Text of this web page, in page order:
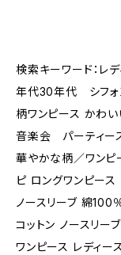
検索キーワード：レ
年代30年代 シフォ
柄ワンピース か
音楽会 パーティー
華やかな柄／ワンピ
ピ ロングワンピー
ノースリーブ 綿100
コットン ノースリー
ワンピース レディー